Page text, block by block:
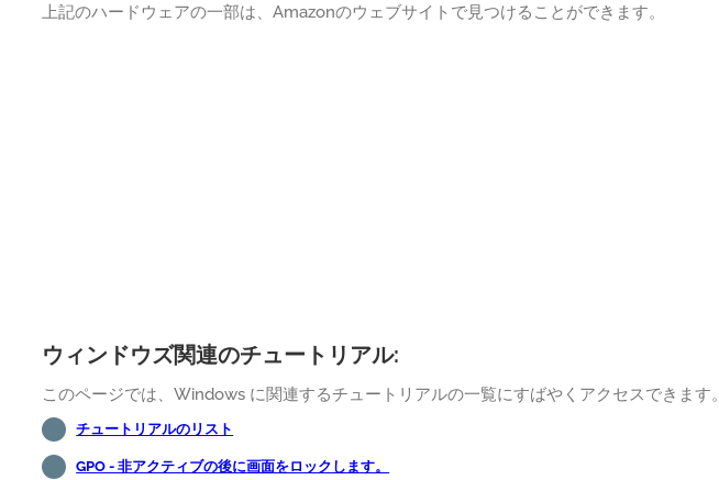
上記のハードウェアの一部は、Amazonのウェブサイトで見つけることができます。
ウィンドウズ関連のチュートリアル:
このページでは、Windows に関連するチュートリアルの一覧にすばやくアクセスできます。
チュートリアルのリスト
GPO - 非アクティブの後に画面をロックします。